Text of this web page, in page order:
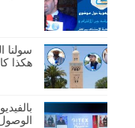
سولنا
هكذا